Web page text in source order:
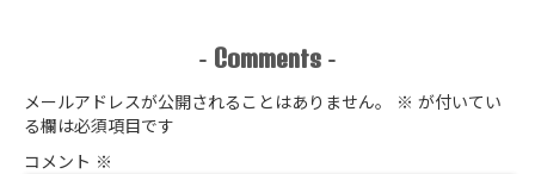
- Comments -
メールアドレスが公開されることはありません。 ※ が付いてい
る欄は必須項目です
コメント ※